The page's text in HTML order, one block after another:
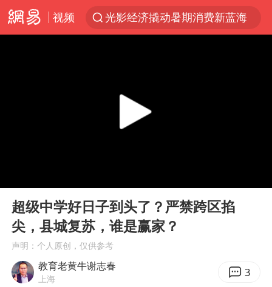
视频
光影经济撬动暑期消费新蓝海
方桃子代言广告视频已下架
浙江省发出今年第2号指挥长令
娜扎称眼睛恢复情况不太妙
选专业别因“热门”窄化“热爱”
Play
超级中学好日子到头了？严禁跨区掐
尖，县城复苏，谁是赢家？
声明：个人原创，仅供参考
教育老黄牛谢志春
上海 3